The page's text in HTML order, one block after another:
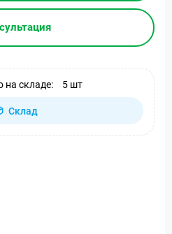
на складе: 5 шт
Склад